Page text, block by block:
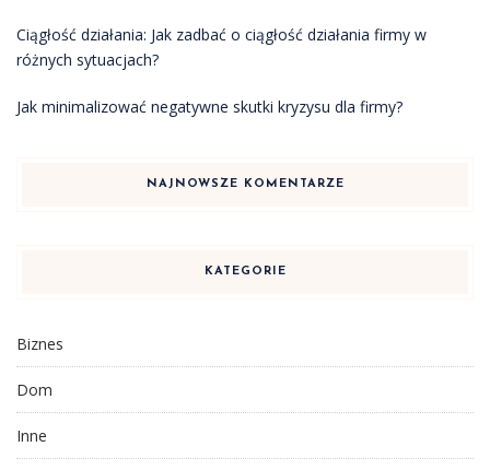
Ciągłość działania: Jak zadbać o ciągłość działania firmy w
różnych sytuacjach?
Jak minimalizować negatywne skutki kryzysu dla firmy?
NAJNOWSZE KOMENTARZE
KATEGORIE
Biznes
Dom
Inne